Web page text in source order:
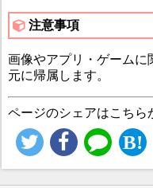
注意事項
画像やアプリ・ゲームに
元に帰属します。
ページのシェアはこちら